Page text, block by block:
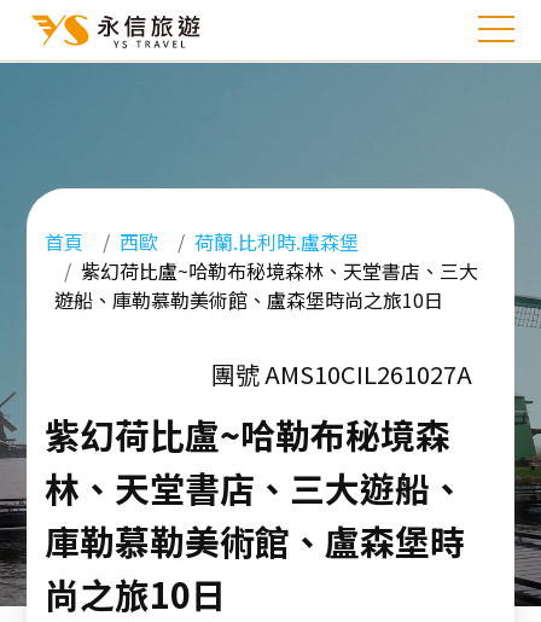
首頁 西歐
荷蘭.比利時.盧森堡
紫幻荷比盧~哈勒布秘境森林、天堂書店、三大
遊船、庫勒慕勒美術館、盧森堡時尚之旅10日
團號 AMS10CIL261027A
紫幻荷比盧~哈勒布秘境森
林、天堂書店、三大遊船、
庫勒慕勒美術館、盧森堡時
尚之旅10日